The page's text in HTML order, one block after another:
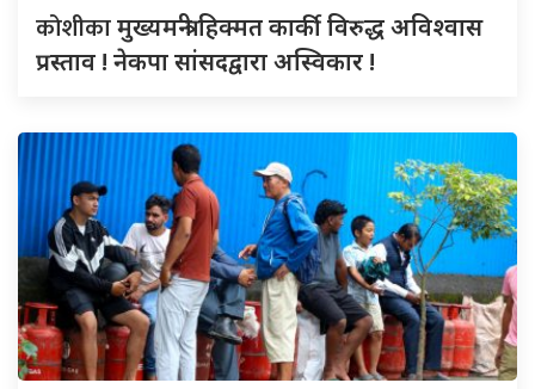
कोशीकामुख्यमन्त्री हिक्मत कार्की विरुद्ध अविश्वास
प्रस्ताव ! नेकपा सांसदद्वारा अस्विकार !